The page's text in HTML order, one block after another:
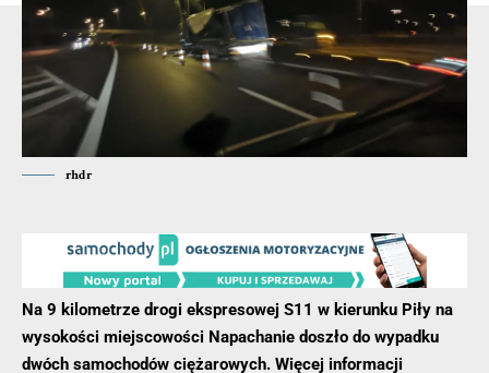
rhdr
Na 9 kilometrze drogi ekspresowej S11 w kierunku Piły na
wysokości miejscowości Napachanie doszło do wypadku
dwóch samochodów ciężarowych. Więcej informacji